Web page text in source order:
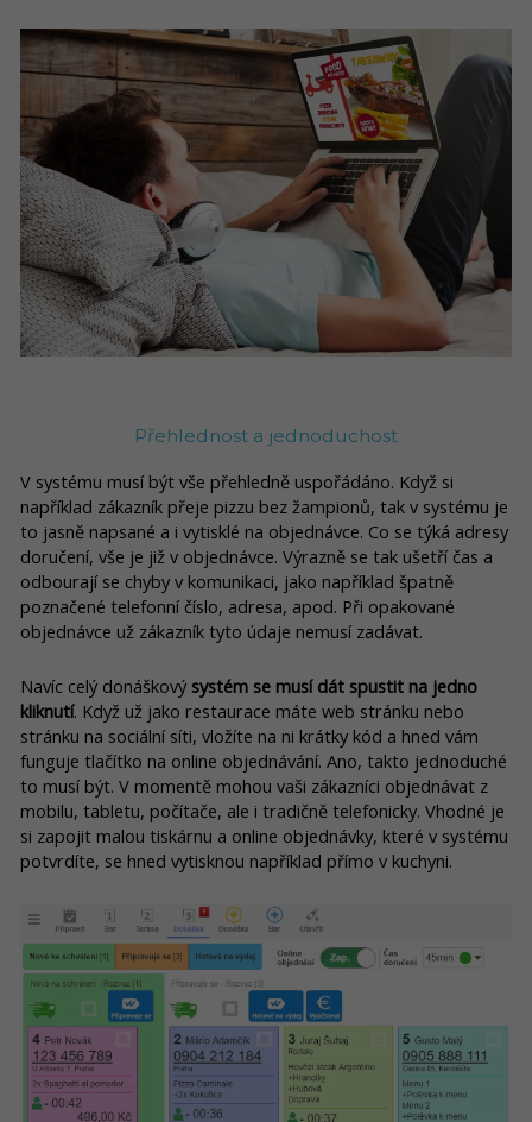
Přehlednost a jednoduchost
V systému musí být vše přehledně uspořádáno. Když si
například zákazník přeje pizzu bez žampionů, tak v systému je
to jasně napsané a i vytisklé na objednávce. Co se týká adresy
doručení, vše je již v objednávce. Výrazně se tak ušetří čas a
odbourají se chyby v komunikaci, jako například špatně
poznačené telefonní číslo, adresa, apod. Při opakované
objednávce už zákazník tyto údaje nemusí zadávat.
Navíc celý donáškový systém se musí dát spustit na jedno
kliknutí. Když už jako restaurace máte web stránku nebo
stránku na sociální síti, vložíte na ni krátky kód a hned vám
funguje tlačítko na online objednávání. Ano, takto jednoduché
to musí být. V momentě mohou vaši zákazníci objednávat z
mobilu, tabletu, počítače, ale i tradičně telefonicky. Vhodné je
si zapojit malou tiskárnu a online objednávky, které v systému
potvrdíte, se hned vytisknou například přímo v kuchyni.